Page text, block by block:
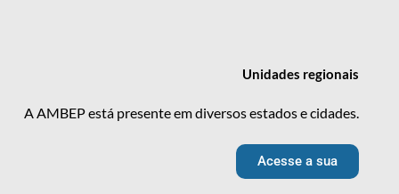
Unidades regionais
A AMBEP está presente em diversos estados e cidades.
Acesse a sua